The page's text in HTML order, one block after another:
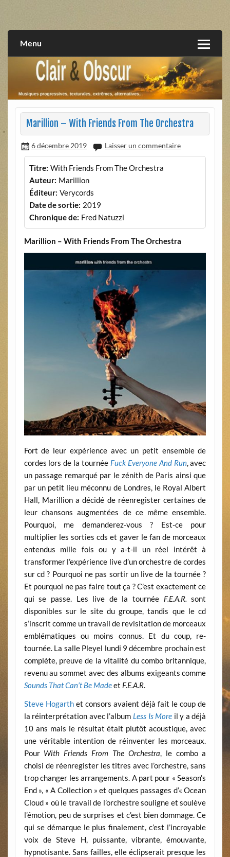
extrêmes, alternatives, texturales
Menu
Marillion – With Friends From The Orchestra
6 décembre 2019 Laisser un commentaire
Titre: With Friends From The Orchestra
Auteur: Marillion
Éditeur: Verycords
Date de sortie: 2019
Chronique de: Fred Natuzzi
Marillion – With Friends From The Orchestra
Fort de leur expérience avec un petit ensemble de
cordes lors de la tournée Fuck Everyone And Run, avec
un passage remarqué par le zénith de Paris ainsi que
par un petit lieu méconnu de Londres, le Royal Albert
Hall, Marillion a décidé de réenregister certaines de
leur chansons augmentées de ce même ensemble.
Pourquoi, me demanderez-vous ? Est-ce pour
multiplier les sorties cds et gaver le fan de morceaux
entendus mille fois ou y a-t-il un réel intérêt à
transformer l’expérience live d’un orchestre de cordes
sur cd ? Pourquoi ne pas sortir un live de la tournée ?
Et pourquoi ne pas faire tout ça ? C’est exactement ce
qui se passe. Les live de la tournée F.E.A.R. sont
disponibles sur le site du groupe, tandis que le cd
s’inscrit comme un travail de revisitation de morceaux
emblématiques ou moins connus. Et du coup, re-
tournée. La salle Pleyel lundi 9 décembre prochain est
complète, preuve de la vitalité du combo britannique,
revenu au sommet avec des albums exigeants comme
Sounds That Can’t Be Madeet F.E.A.R.
Steve Hogarthet consors avaient déjà fait le coup de
la réinterprétation avec l’album Less Is More il y a déjà
10 ans mais le résultat était plutôt acoustique, avec
une véritable intention de réinventer les morceaux.
Pour With Friends From The Orchestra, le combo a
choisi de réenregister les titres avec l’orchestre, sans
trop changer les arrangements. A part pour « Season’s
End », « A Collection » et quelques passages d’« Ocean
Cloud » où le travail de l’orchestre souligne et soulève
l’émotion, peu de surprises et c’est bien dommage. Ce
qui se démarque le plus finalement, c’est l’incroyable
voix de Steve H, puissante, vibrante, émouvante,
hypnotisante. Sans failles, elle éclipserait presque les